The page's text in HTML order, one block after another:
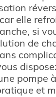
elle
si
de
pompe
et